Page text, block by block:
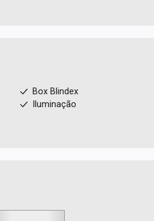
Box Blindex
Iluminação